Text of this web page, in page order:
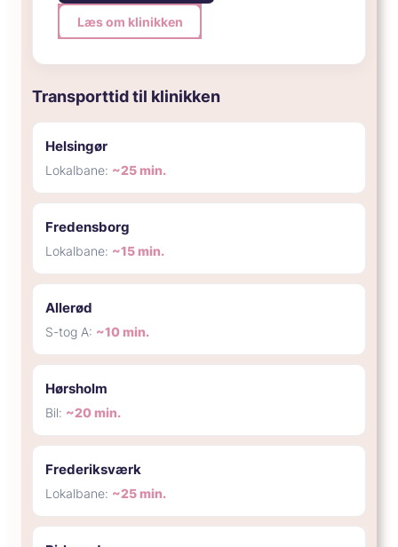
Læs om klinikken
Transporttid til klinikken
Helsingør
Lokalbane: ~25 min.
Fredensborg
Lokalbane: ~15 min.
Allerød
S-tog A: ~10 min.
Hørsholm
Bil: ~20 min.
Frederiksværk
Lokalbane: ~25 min.